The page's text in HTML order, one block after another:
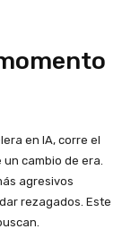
en IA, corre el
cambio de era.
agresivos
rezagados. Este